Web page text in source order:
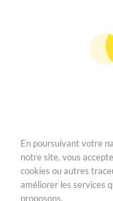
Copyright 2019
En poursuivant votre
notre site, vous
cookies ou autres
améliorer les services
proposons.